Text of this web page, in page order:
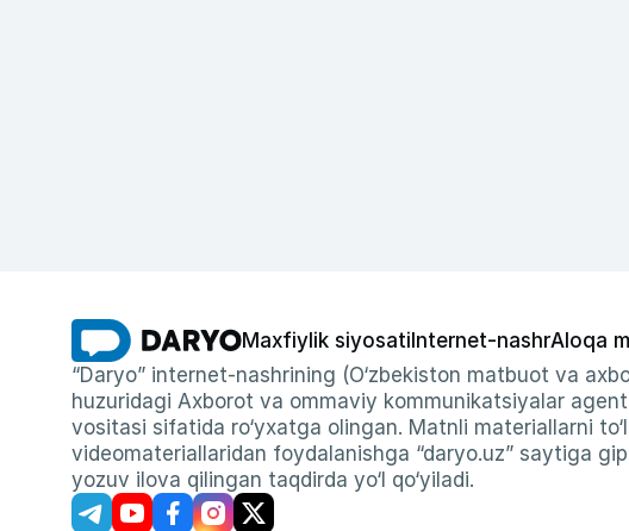
Maxfiylik siyosati Internet-nashrAloqa
“Daryo” internet-nashrining (O‘zbekiston matbuot va
huzuridagi Axborot va ommaviy kommunikatsiyalar
vositasi sifatida ro‘yxatga olingan. Matnli materiallarni
videomateriallaridan foydalanishga “daryo.uz” saytiga
yozuv ilova qilingan taqdirda yo‘l qo‘yiladi.